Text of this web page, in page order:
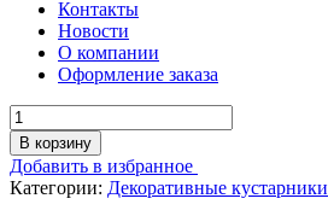
Контакты
Новости
О компании
Оформление заказа
Количество
товара
Чубушник
(Жасмин)
Память
В корзину
Добавить в избранное
Категории: Декоративные кустарники